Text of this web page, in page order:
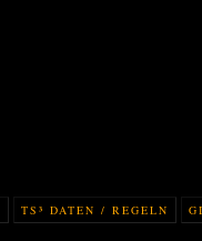
TS³ DATEN / REGELN